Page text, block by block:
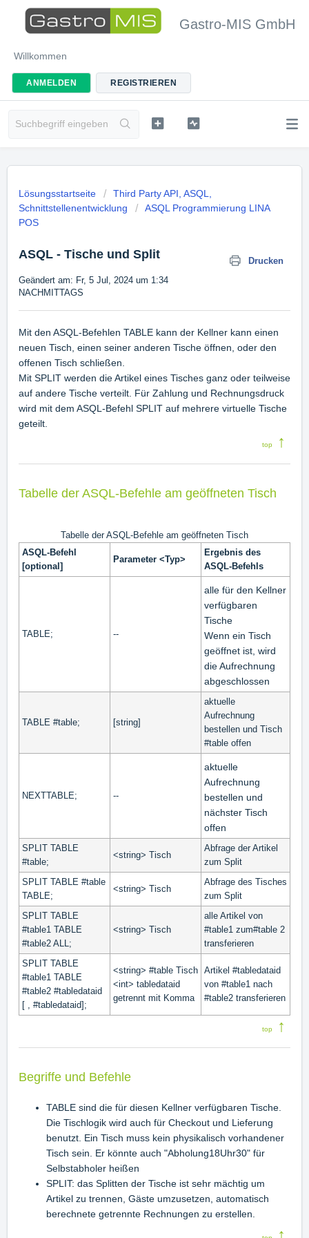
Gastro-MIS GmbH
Willkommen
ANMELDEN REGISTRIEREN
Lösungsstartseite
Third Party API, ASQL,
Schnittstellenentwicklung
ASQL Programmierung LINA
POS
ASQL - Tische und Split
Drucken
Geändert am: Fr, 5 Jul, 2024 um 1:34
NACHMITTAGS
Mit den ASQL-Befehlen TABLE kann der Kellner kann einen
neuen Tisch, einen seiner anderen Tische öffnen, oder den
offenen Tisch schließen.
Mit SPLIT werden die Artikel eines Tisches ganz oder teilweise
auf andere Tische verteilt. Für Zahlung und Rechnungsdruck
wird mit dem ASQL-Befehl SPLIT auf mehrere virtuelle Tische
geteilt.
top ↑
Tabelle der ASQL-Befehle am geöffneten Tisch
Tabelle der ASQL-Befehle am geöffneten Tisch
ASQL-Befehl
[optional]
Parameter <Typ>
Ergebnis des
ASQL-Befehls
TABLE; --
alle für den Kellner
verfügbaren
Tische
Wenn ein Tisch
geöffnet ist, wird
die Aufrechnung
abgeschlossen
TABLE #table; [string]
aktuelle
Aufrechnung
bestellen und Tisch
#table offen
NEXTTABLE; --
aktuelle
Aufrechnung
bestellen und
nächster Tisch
offen
SPLIT TABLE
#table;
<string> Tisch
Abfrage der Artikel
zum Split
SPLIT TABLE #table
TABLE;
<string> Tisch
Abfrage des Tisches
zum Split
SPLIT TABLE
#table1 TABLE
#table2 ALL;
<string> Tisch
alle Artikel von
#table1 zum#table 2
transferieren
SPLIT TABLE
#table1 TABLE
#table2 #tabledataid
[ , #tabledataid];
<string> #table Tisch
<int> tabledataid
getrennt mit Komma
Artikel #tabledataid
von #table1 nach
#table2 transferieren
top ↑
Begriffe und Befehle
TABLE sind die für diesen Kellner verfügbaren Tische.
Die Tischlogik wird auch für Checkout und Lieferung
benutzt. Ein Tisch muss kein physikalisch vorhandener
Tisch sein. Er könnte auch "Abholung18Uhr30" für
Selbstabholer heißen
SPLIT: das Splitten der Tische ist sehr mächtig um
Artikel zu trennen, Gäste umzusetzen, automatisch
berechnete getrennte Rechnungen zu erstellen.
↑